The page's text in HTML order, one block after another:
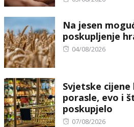
Na jesen
poskupljenje
Posted
04/08/2026
Svjetske
porasle, evo i
poskupjelo
Posted
07/08/2026